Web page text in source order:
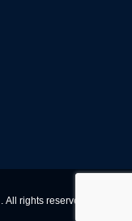
rights reserved.